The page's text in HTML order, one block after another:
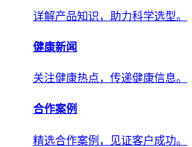
详解产品知识，助力科学选型。
健康新闻
关注健康热点，传递健康信息。
合作案例
精选合作案例，见证客户成功。